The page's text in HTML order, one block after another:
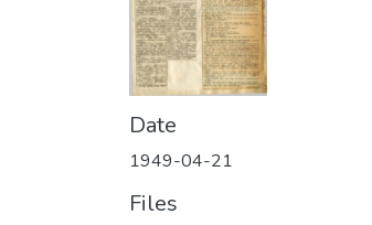
Date
1949-04-21
Files